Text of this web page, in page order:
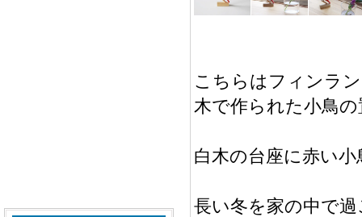
こちらはフィンラ
木で作られた小鳥
白木の台座に赤い
長い冬を家の中で